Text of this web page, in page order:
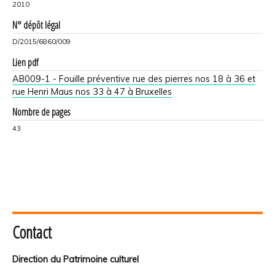
2010
N° dépôt légal
D/2015/6860/009
Lien pdf
AB009-1 - Fouille préventive rue des pierres nos 18 à 36 et
rue Henri Maus nos 33 à 47 à Bruxelles
Nombre de pages
43
Contact
Direction du Patrimoine culturel